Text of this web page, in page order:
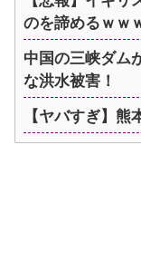
のを諦めるｗｗ
中国の三峡ダム
な洪水被害！
【ヤバすぎ】